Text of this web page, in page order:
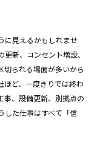
に見えるかもしれませ
新、コンセント増設、
切られる場面が多いから
ほど、一度きりでは終わ
事、設備更新、別拠点の
した仕事はすべて「信